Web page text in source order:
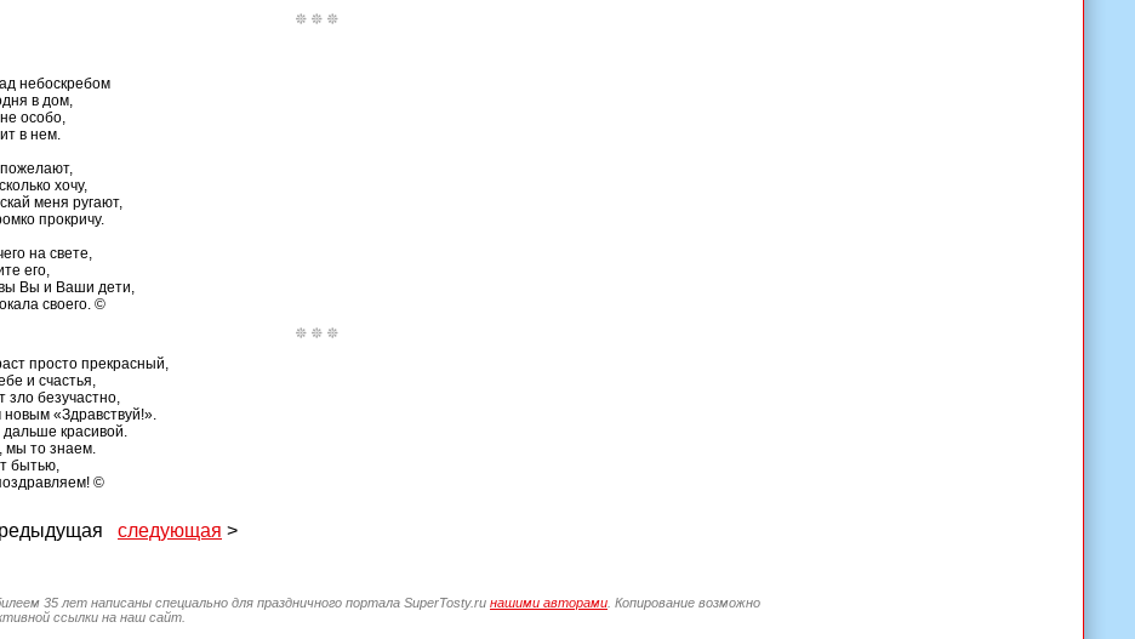
небоскребом
в дом,
особо,
в нем.
хочу,
меня ругают,
прокричу.
на свете,
его,
Вы и Ваши дети,
своего. ©
просто прекрасный,
и счастья,
зло безучастно,
«Здравствуй!».
дальше красивой.
мы то знаем.
бытью,
©
следующая >
35 лет написаны специально для праздничного портала SuperTosty.ru нашими авторами . Копирование возможно
ссылки на наш сайт.